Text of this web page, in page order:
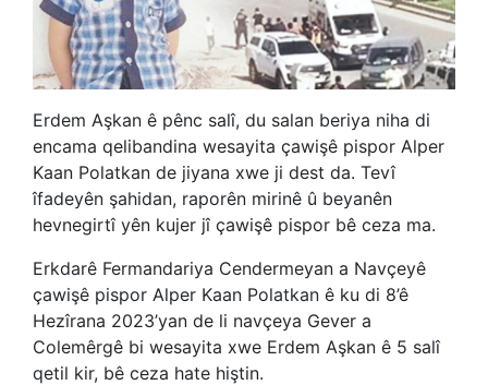
Erdem Aşkan ê pênc salî, du salan beriya niha di
encama qelibandina wesayita çawişê pispor Alper
Kaan Polatkan de jiyana xwe ji dest da. Tevî
îfadeyên şahidan, raporên mirinê û beyanên
hevnegirtî yên kujer jî çawişê pispor bê ceza ma.
Erkdarê Fermandariya Cendermeyan a Navçeyê
çawişê pispor Alper Kaan Polatkan ê ku di 8’ê
Hezîrana 2023’yan de li navçeya Gever a
Colemêrgê bi wesayita xwe Erdem Aşkan ê 5 salî
qetil kir, bê ceza hate hiştin.